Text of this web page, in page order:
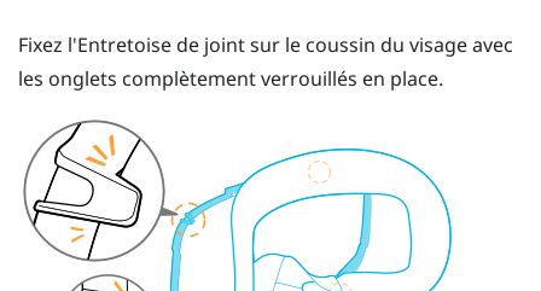
Fixez l'Entretoise de jointsur le coussin du visage avec
les onglets complètement verrouillés en place.